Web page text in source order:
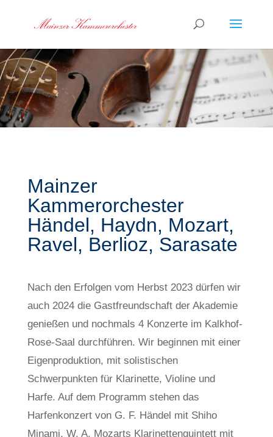
Mainzer
Kammerorchester
Händel, Haydn, Mozart,
Ravel, Berlioz, Sarasate
Nach den Erfolgen vom Herbst 2023 dürfen wir
auch 2024 die Gastfreundschaft der Akademie
genießen und nochmals 4 Konzerte im Kalkhof-
Rose-Saal durchführen. Wir beginnen mit einer
Eigenproduktion, mit solistischen
Schwerpunkten für Klarinette, Violine und
Harfe. Auf dem Programm stehen das
Harfenkonzert von G. F. Händel mit Shiho
Minami, W. A. Mozarts Klarinettenquintett mit